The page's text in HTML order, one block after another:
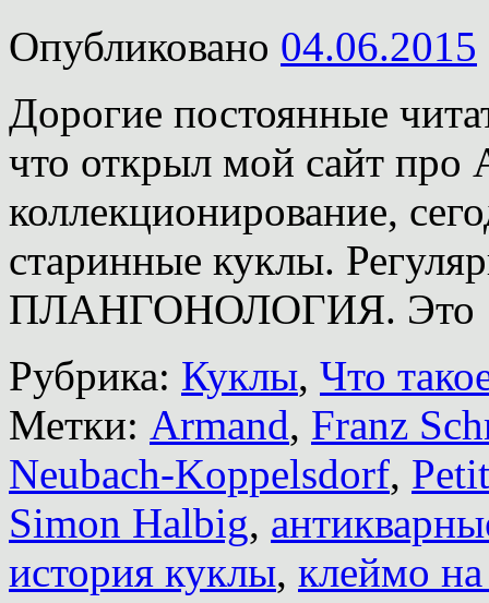
Опубликовано 04.06.2015
Дорогие постоянные
что открыл мой сайт про
коллекционирование,
старинные куклы.
ПЛАНГОНОЛОГИЯ. Это
Рубрика: Куклы, Что
Метки: Armand, Franz
Neubach-Koppelsdorf,
Simon Halbig,
история куклы, клеймо